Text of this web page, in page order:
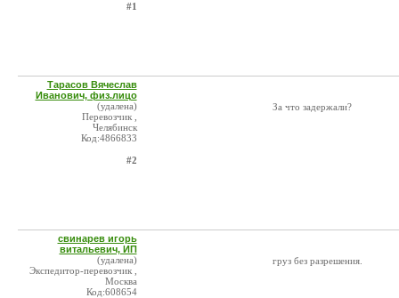
#1
Тарасов Вячеслав
Иванович, физ.лицо
(удалена)
Перевозчик ,
Челябинск
Код:4866833
#2
За что задержали?
свинарев игорь
витальевич, ИП
(удалена)
Экспедитор-перевозчик ,
Москва
Код:608654
груз без разрешения.